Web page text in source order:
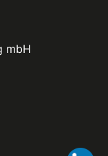
mbH